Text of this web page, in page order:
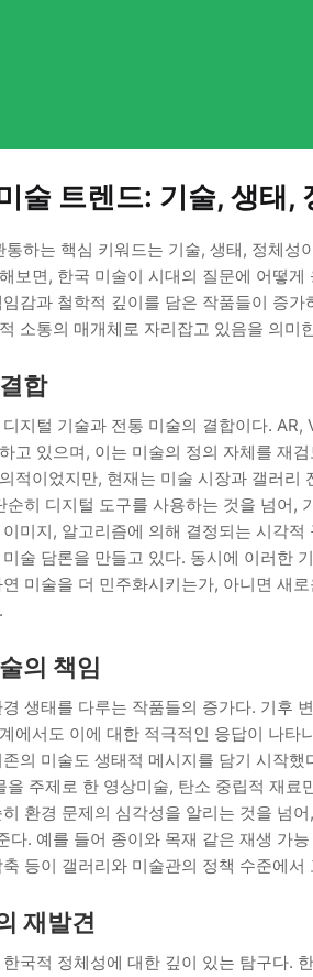
술 트렌드: 기술, 생태,
하는 핵심 키워드는 기술, 생태, 정체성
보면, 한국 미술이 시대의 질문에 어떻
감과 철학적 깊이를 담은 작품들이 증
소통의 매개체로 자리잡고 있음을 의미
합
지털 기술과 전통 미술의 결합이다.
고 있으며, 이는 미술의 정의 자체를 재
적이었지만, 현재는 미술 시장과 갤러리
순히 디지털 도구를 사용하는 것을 넘어,
미지, 알고리즘에 의해 결정되는 시각
술 담론을 만들고 있다. 동시에 이러한
미술을 더 민주화시키는가, 아니면 새
의 책임
생태를 다루는 작품들의 증가다. 기후
에서도 이에 대한 적극적인 응답이 나타
의 미술도 생태적 메시지를 담기 시작
을 주제로 한 영상미술, 탄소 중립적 재료
환경 문제의 심각성을 알리는 것을 넘
다. 예를 들어 종이와 목재 같은 재생 가
등이 갤러리와 미술관의 정책 수준에서
재발견
국적 정체성에 대한 깊이 있는 탐구다.